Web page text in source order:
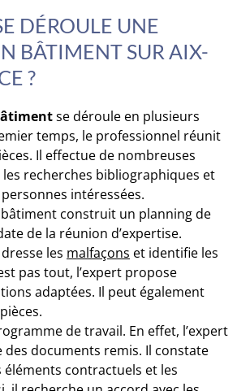
DÉROULE UNE
BÂTIMENT SUR AIX-
?
se déroule en plusieurs
temps, le professionnel réunit
Il effectue de nombreuses
recherches bibliographiques et
intéressées.
bâtiment construit un planning de
de la réunion d’expertise.
les malfaçons et identifie les
pas tout, l’expert propose
adaptées. Il peut également
de travail. En effet, l’expert
des documents remis. Il constate
contractuels et les